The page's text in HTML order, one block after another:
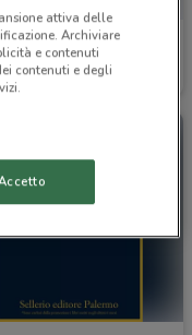
MediaWorld
il 14/08
attiva delle
Archiviare
e contenuti
contenuti e degli